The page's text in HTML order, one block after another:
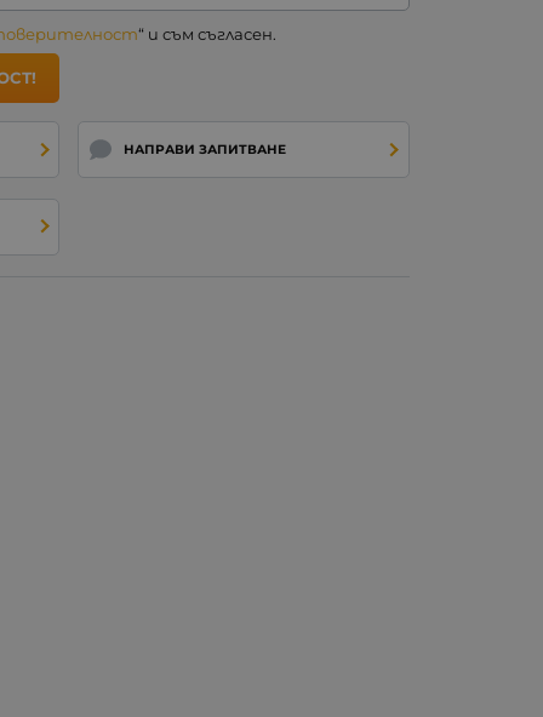
“ и съм съгласен.
НАПРАВИ ЗАПИТВАНЕ